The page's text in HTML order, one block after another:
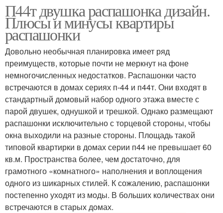
П44т двушка распашонка дизайн.
Плюсы и минусы квартиры
распашонки
Довольно необычная планировка имеет ряд
преимуществ, которые почти не меркнут на фоне
немногочисленных недостатков. Распашонки часто
встречаются в домах сериях п-44 и п44т. Они входят в
стандартный домовый набор одного этажа вместе с
парой двушек, однушкой и трешкой. Однако размещают
распашонки исключительно с торцевой стороны, чтобы
окна выходили на разные стороны. Площадь такой
типовой квартирки в домах серии п44 не превышает 60
кв.м. Пространства более, чем достаточно, для
грамотного «комнатного» наполнения и воплощения
одного из шикарных стилей. К сожалению, распашонки
постепенно уходят из моды. В больших количествах они
встречаются в старых домах.